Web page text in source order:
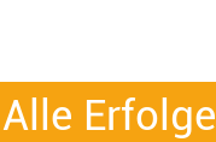
Alle Erfolge